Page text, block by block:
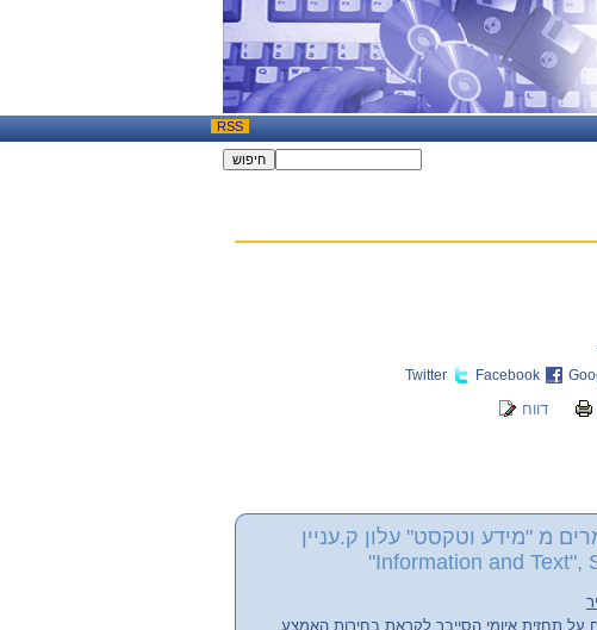
RSS
Facebook
Twitter
דווח
מ "מידע וטקסט" עלון ק.עניין
Information and Text",
על תחזית איומי הסייבר לקראת בחירות האמצע